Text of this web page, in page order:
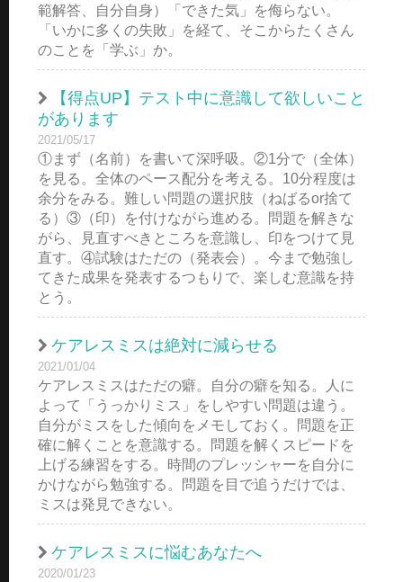
範解答、自分自身）「できた気」を侮らない。
「いかに多くの失敗」を経て、そこからたくさん
のことを「学ぶ」か。
【得点UP】テスト中に意識して欲しいこと
があります
2021/05/17
①まず（名前）を書いて深呼吸。②1分で（全体）
を見る。全体のペース配分を考える。10分程度は
余分をみる。難しい問題の選択肢（ねばるor捨て
る）③（印）を付けながら進める。問題を解きな
がら、見直すべきところを意識し、印をつけて見
直す。④試験はただの（発表会）。今まで勉強し
てきた成果を発表するつもりで、楽しむ意識を持
とう。
ケアレスミスは絶対に減らせる
2021/01/04
ケアレスミスはただの癖。自分の癖を知る。人に
よって「うっかりミス」をしやすい問題は違う。
自分がミスをした傾向をメモしておく。問題を正
確に解くことを意識する。問題を解くスピードを
上げる練習をする。時間のプレッシャーを自分に
かけながら勉強する。問題を目で追うだけでは、
ミスは発見できない。
ケアレスミスに悩むあなたへ
2020/01/23